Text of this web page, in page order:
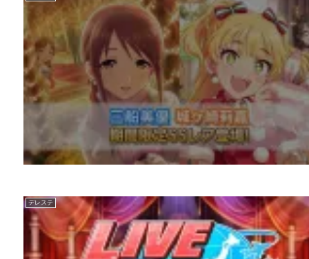
デレステ